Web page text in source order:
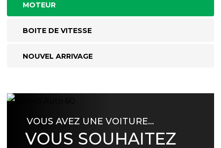
MOTEUR
BOITE DE VITESSE
NOUVEL ARRIVAGE
VOUS AVEZ UNE VOITURE…
VOUS SOUHAITEZ